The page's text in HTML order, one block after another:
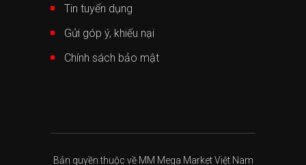
Tin tuyển dụng
Gửi góp ý, khiếu nại
Chính sách bảo mật
Bản quyền thuộc về MM Mega Market Việt Nam